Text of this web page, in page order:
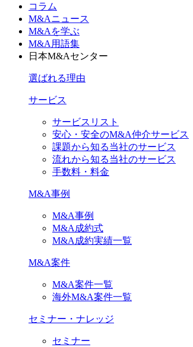
コラム
M&Aニュース
M&Aを学ぶ
M&A用語集
日本M&Aセンター
選ばれる理由
サービス
サービスリスト
安心・安全のM&A仲介サービス
課題から知る当社のサービス
流れから知る当社のサービス
手数料・料金
M&A事例
M&A事例
M&A成約式
M&A成約実績一覧
M&A案件
M&A案件一覧
海外M&A案件一覧
セミナー・ナレッジ
セミナー